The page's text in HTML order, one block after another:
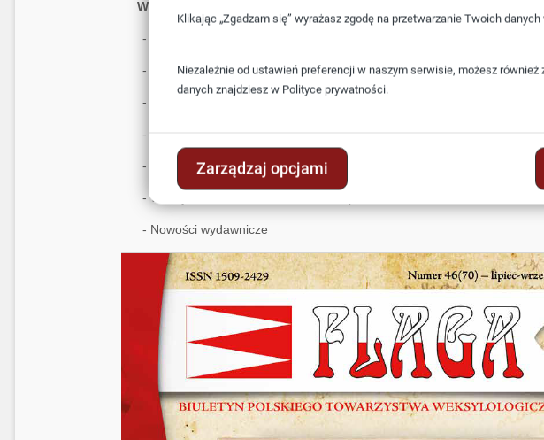
Klikając „Zgadzam się” wyrażasz zgodę na przetwarzanie Twoich
Niezależnie od ustawień preferencji w naszym serwisie, możesz
danych znajdziesz w Polityce prywatności.
Zarządzaj opcjami
W najnowszym numerze Biuletynu FLAGA Nr 46(70):
- Historia flagi Wenezueli
- Flaga rozejmu
- Flaga z Gwiazdą Północy
- Modyfikacja flagi Kirgistanu
- Herby Watykanu i ostatnio panujących papieży
- Weksylia w twórczości Františka Kupki
- Nowości wydawnicze